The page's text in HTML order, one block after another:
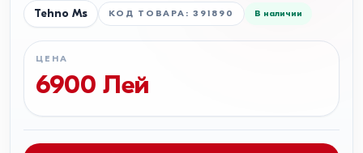
Tehno Ms КОД ТОВАРА :391890 В наличии
ЦЕНА
6900 Лей